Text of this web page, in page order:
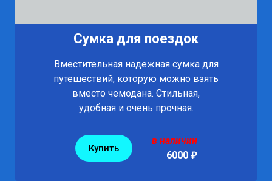
Сумка для поездок
Вместительная надежная сумка для
путешествий, которую можно взять
вместо чемодана. Стильная,
удобная и очень прочная.
Купить
в наличии
6000 ₽